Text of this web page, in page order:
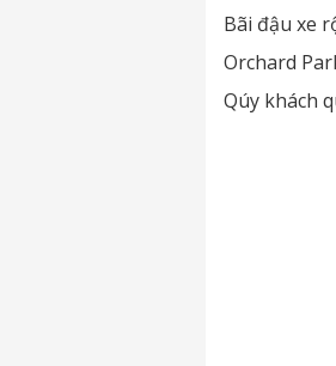
Bãi đậu xe
Orchard
Qúy khách